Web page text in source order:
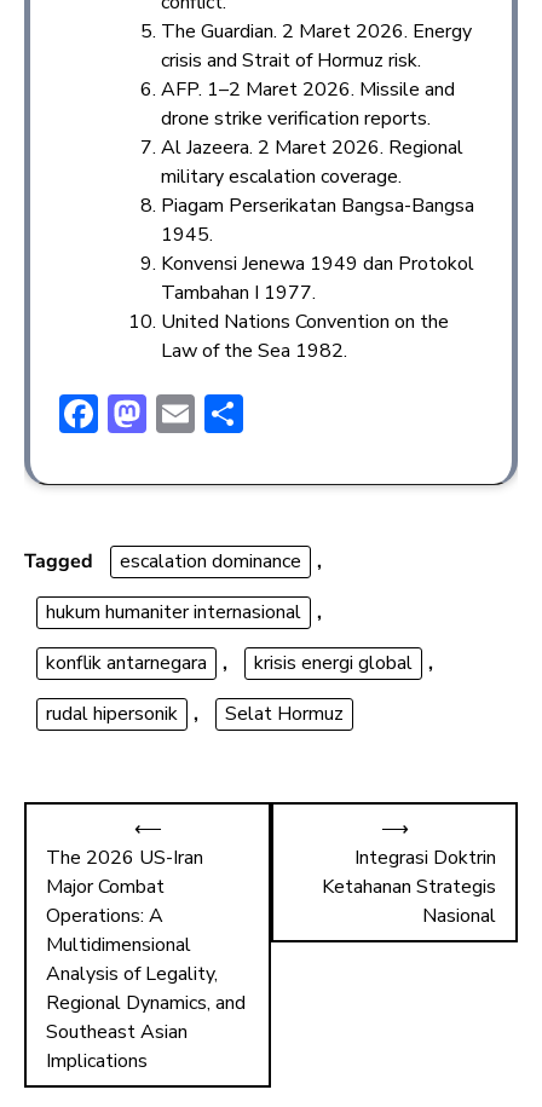
The Guardian. 2 Maret 2026. Energy
crisis and Strait of Hormuz risk.
AFP. 1–2 Maret 2026. Missile and
drone strike verification reports.
Al Jazeera. 2 Maret 2026. Regional
military escalation coverage.
Piagam Perserikatan Bangsa-Bangsa
1945.
Konvensi Jenewa 1949 dan Protokol
Tambahan I 1977.
United Nations Convention on the
Law of the Sea 1982.
F
e
o
ok
M
st
d
o
n
E
ai ar
Tagged escalation dominance
,
hukum humaniter internasional ,
konflik antarnegara
, krisis energi global ,
rudal hipersonik , Selat Hormuz
⟵
The 2026 US-Iran
Major Combat
Operations: A
Multidimensional
Analysis of Legality,
Regional Dynamics, and
Southeast Asian
Implications
Integrasi Doktrin
Ketahanan Strategis
Nasional
⟶